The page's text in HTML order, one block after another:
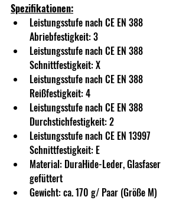
Spezifikationen:
Leistungsstufe nach CE EN 388
Abriebfestigkeit: 3
Leistungsstufe nach CE EN 388
Schnittfestigkeit: X
Leistungsstufe nach CE EN 388
Reißfestigkeit: 4
Leistungsstufe nach CE EN 388
Durchstichfestigkeit: 2
Leistungsstufe nach CE EN 13997
Schnittfestigkeit: E
Material: DuraHide-Leder, Glasfaser
gefüttert
Gewicht: ca. 170 g/ Paar (Größe M)